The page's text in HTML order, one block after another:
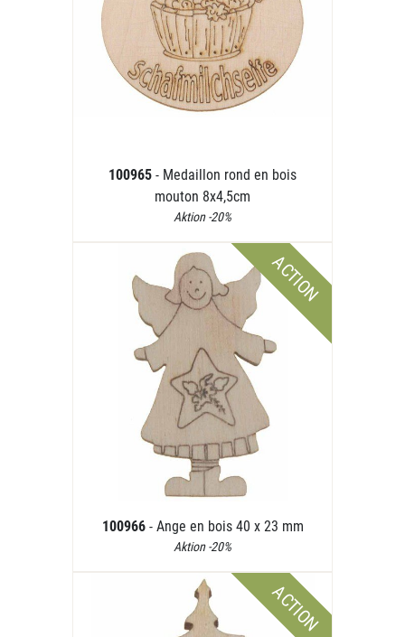
100965 - Medaillon rond en bois
mouton 8x4,5cm
Aktion -20%
ACTION
100966 - Ange en bois 40 x 23 mm
Aktion -20%
ACTION